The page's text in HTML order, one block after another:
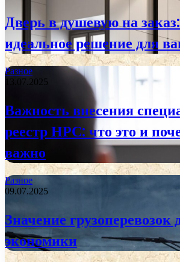
Дверь в душевую на
идеальное решение для
Разное
13.07.2025
Важность внесения
реестр НРС: что это и
важно
Разное
09.07.2025
Значение грузоперевозок
экономики